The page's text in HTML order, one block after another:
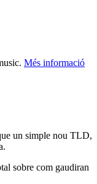
Més informació
un simple nou TLD,
sobre com gaudiran